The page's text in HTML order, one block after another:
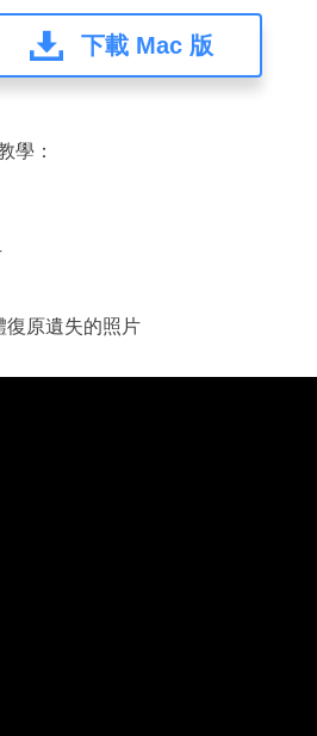
下載 Mac 版
學：
復原遺失的照片